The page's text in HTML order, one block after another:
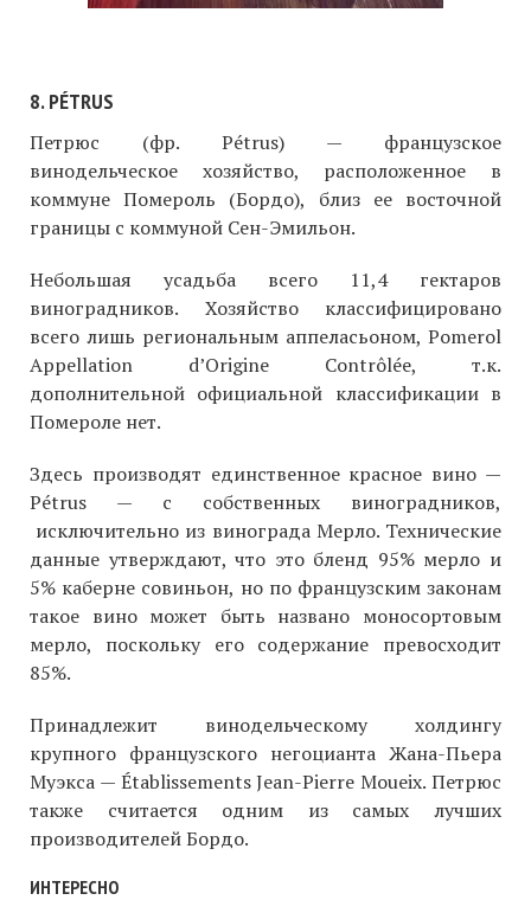
8. PÉTRUS
Петрюс (фр. Pétrus) — французское
винодельческое хозяйство, расположенное в
коммуне Помероль (Бордо), близ ее восточной
границы с коммуной Сен-Эмильон.
Небольшая усадьба всего 11,4 гектаров
виноградников. Хозяйство классифицировано
всего лишь региональным аппеласьоном, Pomerol
Appellation d’Origine Contrôlée, т.к.
дополнительной официальной классификации в
Помероле нет.
Здесь производят единственное красное вино —
Pétrus — с собственных виноградников,
исключительно из винограда Мерло. Технические
данные утверждают, что это бленд 95% мерло и
5% каберне совиньон, но по французским законам
такое вино может быть названо моносортовым
мерло, поскольку его содержание превосходит
85%.
Принадлежит винодельческому холдингу
крупного французского негоцианта Жана-Пьера
Муэкса — Établissements Jean-Pierre Moueix. Петрюс
также считается одним из самых лучших
производителей Бордо.
ИНТЕРЕСНО